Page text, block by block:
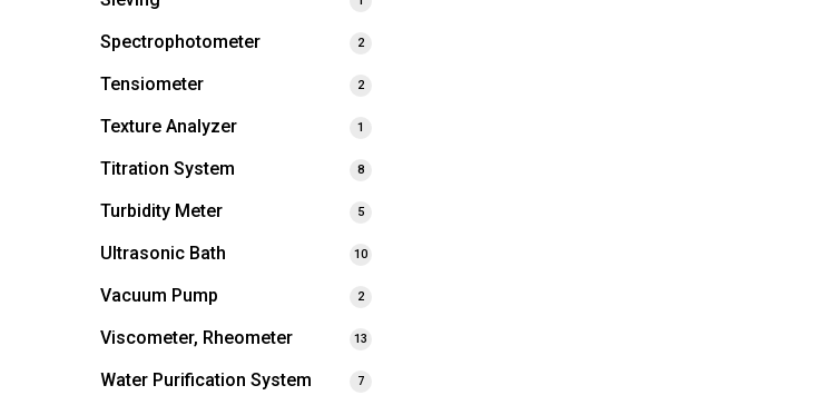
Spectrophotometer 2
Tensiometer 2
Texture Analyzer 1
Titration System 8
Turbidity Meter 5
Ultrasonic Bath 10
Vacuum Pump 2
Viscometer, Rheometer 13
Water Purification System 7